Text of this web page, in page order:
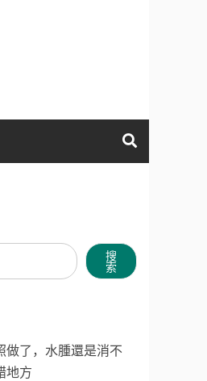
搜
索
做了，水腫還是消不
地方